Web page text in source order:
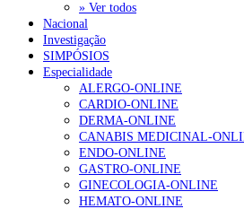
NOTÍCIAS MAIS LIDAS
Enfermagem Forense. “Da
gesto conta e cada
202 visualizações
Alguns milhares de utentes
família com nova regras do
155 visualizações
» Ver todos
Nacional
Investigação
SIMPÓSIOS
Especialidade
ALERGO-ONLINE
CARDIO-ONLINE
DERMA-ONLINE
CANABIS MEDICINAL-
ENDO-ONLINE
GASTRO-ONLINE
GINECOLOGIA-ONLINE
HEMATO-ONLINE